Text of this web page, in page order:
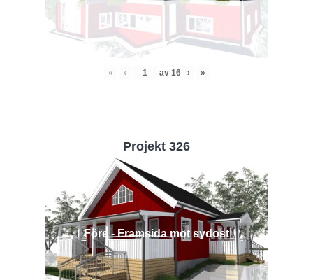
« ‹ av 16 › »
Projekt 326
Före - Framsida mot sydost